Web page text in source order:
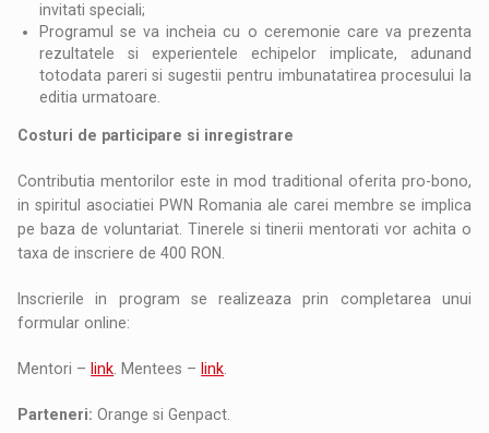
invitati speciali;
Programul se va incheia cu o ceremonie care va prezenta
rezultatele si experientele echipelor implicate, adunand
totodata pareri si sugestii pentru imbunatatirea procesului la
editia urmatoare.
Costuri de participare si inregistrare
Contributia mentorilor este in mod traditional oferita pro-bono,
in spiritul asociatiei PWN Romania ale carei membre se implica
pe baza de voluntariat. Tinerele si tinerii mentorati vor achita o
taxa de inscriere de 400 RON.
Inscrierile in program se realizeaza prin completarea unui
formular online:
Mentori – link. Mentees – link.
Parteneri: Orange si Genpact.